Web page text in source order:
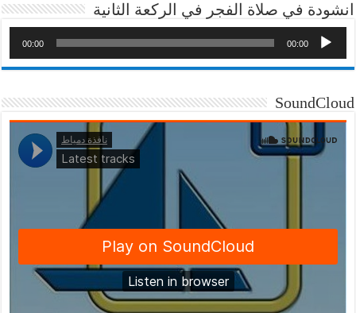
انشودة في صلاة الفجر في الركعة الثانية
00:00
00:00
SoundCloud